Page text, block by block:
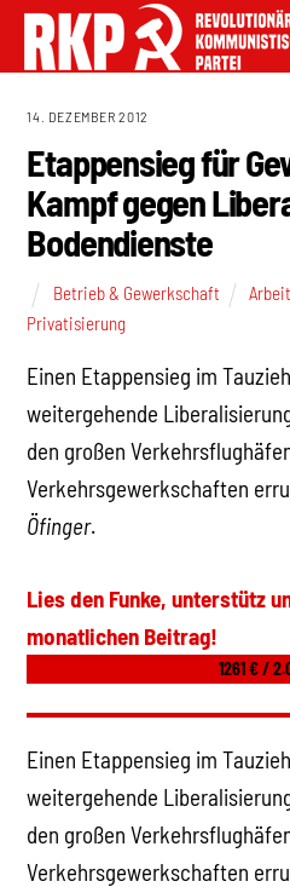
14. DEZEMBER 2012
Etappensieg für
Kampf gegen
Bodendienste
Betrieb & Gewerkschaft
Privatisierung
Einen Etappensieg im
weitergehende
den großen
Verkehrsgewerkschaften
Öfinger.
Lies den Funke, unterstütz
monatlichen Beitrag!
1261 € /
Einen Etappensieg im
weitergehende
den großen
Verkehrsgewerkschaften